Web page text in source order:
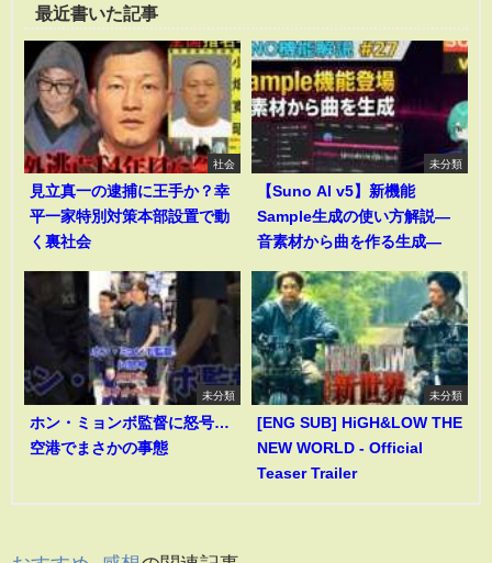
最近書いた記事
社会
見立真一の逮捕に王手か？幸
平一家特別対策本部設置で動
く裏社会
未分類
【Suno AI v5】新機能
Sample生成の使い方解説―
音素材から曲を作る生成―
未分類
ホン・ミョンボ監督に怒号…
空港でまさかの事態
未分類
[ENG SUB] HiGH&LOW THE
NEW WORLD - Official
Teaser Trailer